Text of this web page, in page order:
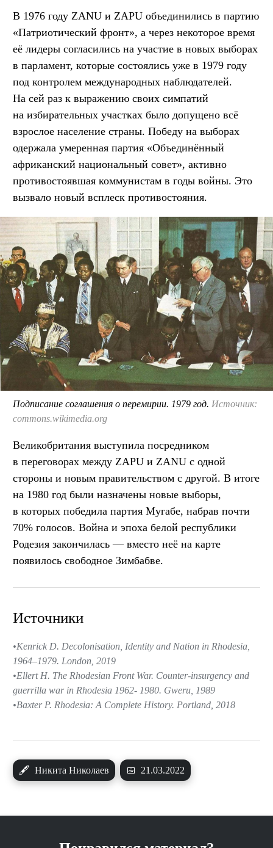
В 1976 году ZANU и ZAPU объединились в партию
«Патриотический фронт», а через некоторое время
её лидеры согласились на участие в новых выборах
в парламент, которые состоялись уже в 1979 году
под контролем международных наблюдателей.
На сей раз к выражению своих симпатий
на избирательных участках было допущено всё
взрослое население страны. Победу на выборах
одержала умеренная партия «Объединённый
африканский национальный совет», активно
противостоявшая коммунистам в годы войны. Это
вызвало новый всплеск противостояния.
Подписание соглашения о перемирии. 1979 год. Источник:
commons.wikimedia.org
Великобритания выступила посредником
в переговорах между ZAPU и ZANU с одной
стороны и новым правительством с другой. В итоге
на 1980 год были назначены новые выборы,
в которых победила партия Мугабе, набрав почти
70% голосов. Война и эпоха белой республики
Родезия закончилась — вместо неё на карте
появилось свободное Зимбабве.
🖋 Никита Николаев 📅 21.03.2022
Источники
Kenrick D. Decolonisation, Identity and Nation in Rhodesia,
1964–1979. London, 2019
Ellert H. The Rhodesian Front War. Counter-insurgency and
guerrilla war in Rhodesia 1962- 1980. Gweru, 1989
Baxter P. Rhodesia: A Complete History. Portland, 2018